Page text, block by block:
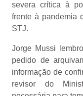
severa crítica à
frente à pandemia
STJ.
Jorge Mussi
pedido de
informação de
revisor do